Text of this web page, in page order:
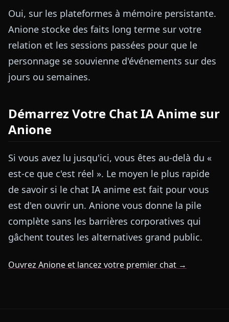
Oui, sur les plateformes à mémoire persistante.
Anione stocke des faits long terme sur votre
relation et les sessions passées pour que le
personnage se souvienne d'événements sur des
jours ou semaines.
Démarrez Votre Chat IA Anime sur
Anione
Si vous avez lu jusqu'ici, vous êtes au-delà du «
est-ce que c'est réel ». Le moyen le plus rapide
de savoir si le chat IA anime est fait pour vous
est d'en ouvrir un. Anione vous donne la pile
complète sans les barrières corporatives qui
gâchent toutes les alternatives grand public.
Ouvrez Anione et lancez votre premier chat →